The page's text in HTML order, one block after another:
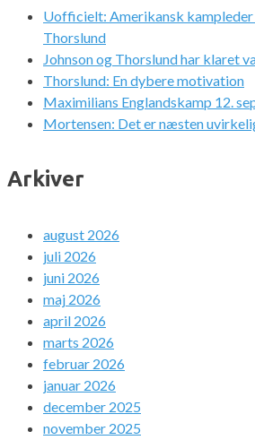
Uofficielt: Amerikansk kampleder
Thorslund
Johnson og Thorslund har klaret
Thorslund: En dybere motivation
Maximilians Englandskamp 12.
Mortensen: Det er næsten
Arkiver
august 2026
juli 2026
juni 2026
maj 2026
april 2026
marts 2026
februar 2026
januar 2026
december 2025
november 2025